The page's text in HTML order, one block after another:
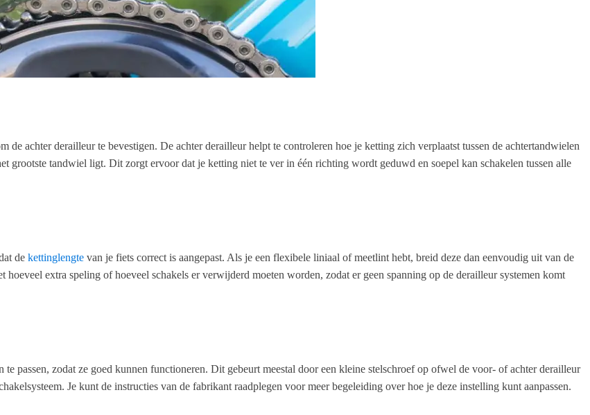
de achter derailleur te bevestigen. De achter derailleur helpt te controleren hoe je ketting zich verplaatst tussen de achtertandwielen
grootste tandwiel ligt. Dit zorgt ervoor dat je ketting niet te ver in één richting wordt geduwd en soepel kan schakelen tussen alle
de kettinglengte van je fiets correct is aangepast. Als je een flexibele liniaal of meetlint hebt, breid deze dan eenvoudig uit van de
extra speling of hoeveel schakels er verwijderd moeten worden, zodat er geen spanning op de derailleur systemen komt
passen, zodat ze goed kunnen functioneren. Dit gebeurt meestal door een kleine stelschroef op ofwel de voor- of achter derailleur
Je kunt de instructies van de fabrikant raadplegen voor meer begeleiding over hoe je deze instelling kunt aanpassen.